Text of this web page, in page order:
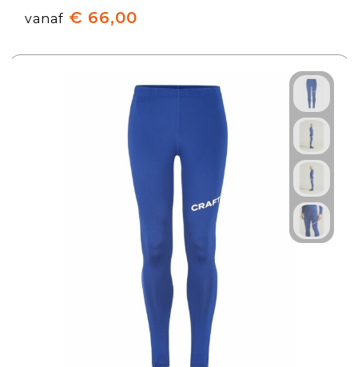
vanaf € 66,00